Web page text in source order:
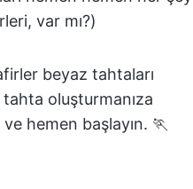
var mı?)
beyaz tahtaları
oluşturmanıza
hemen başlayın. 🏃